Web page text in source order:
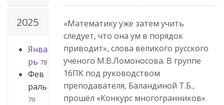
2025
Янва
рь 78
Фев
раль
79
«Математику уже затем учить
следует, что она ум в порядок
приводит», слова великого русского
учёного М.В.Ломоносова. В группе
16ПК под руководством
преподавателя, Баландиной Т.Б.,
прошёл «Конкурс многогранников».